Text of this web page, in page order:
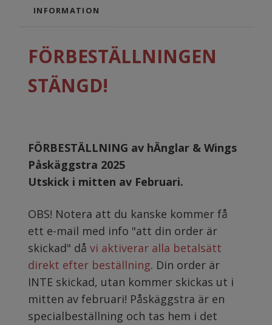
INFORMATION
FÖRBESTÄLLNINGEN
STÄNGD!
FÖRBESTÄLLNING av hÄnglar & Wings
Påskäggstra 2025
Utskick i mitten av Februari.
OBS! Notera att du kanske kommer få
ett e-mail med info "att din order är
skickad" då vi aktiverar alla betalsätt
direkt efter beställning. Din order är
INTE skickad, utan kommer skickas ut i
mitten av februari! Påskäggstra är en
specialbeställning och tas hem i det